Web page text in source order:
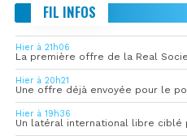
FIL INFOS
Hier à 21h06
Hier à 20h21
Une offre déjà envoyée pour le
Hier à 19h36
Un latéral international libre ciblé